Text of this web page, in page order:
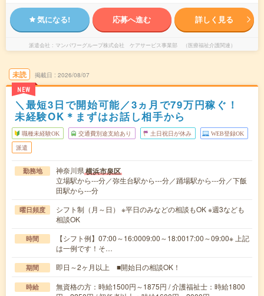
気になる! 応募へ進む 詳しく見る
派遣会社 マンパワーグループ株式会社 ケアサービス事業部 （医療福祉介護関連）
未読
NEW
掲載日 2026/08/07
＼最短3日で開始可能／3ヵ月で79万円稼ぐ！
未経験OK＊まずはお話し相手から
職種未経験OK 交通費別途支給あり 土日祝日が休み WEB登録OK
派遣
勤務地 神奈川県横浜市泉区
立場駅から---分／弥生台駅から---分／踊場駅から---分／下飯
田駅から---分
曜日頻度
シフト制（月～日） ※平日のみなどの相談もOK ※週3なども
相談OK
時間
【シフト例】07:00～16:0009:00～18:0017:00～09:00※ 上記
は一例です！そ…
期間 即日～2ヶ月以上 ■開始日の相談OK！
時給
無資格の方：時給1500円～1875円 / 介護福祉士：時給1800